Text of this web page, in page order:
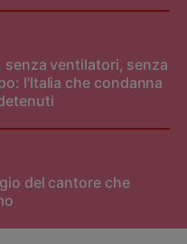
ventilatori, senza
l'Italia che condanna
del cantore che